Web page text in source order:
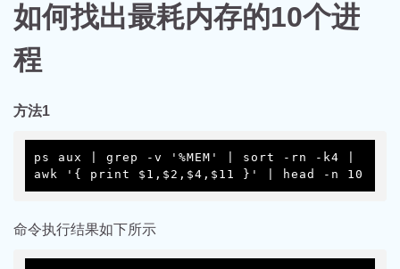
如何找出最耗内存的10个进
程
方法1
ps aux | grep -v '%MEM' | sort -rn -k4 |
awk '{ print $1,$2,$4,$11 }' | head -n 10
命令执行结果如下所示